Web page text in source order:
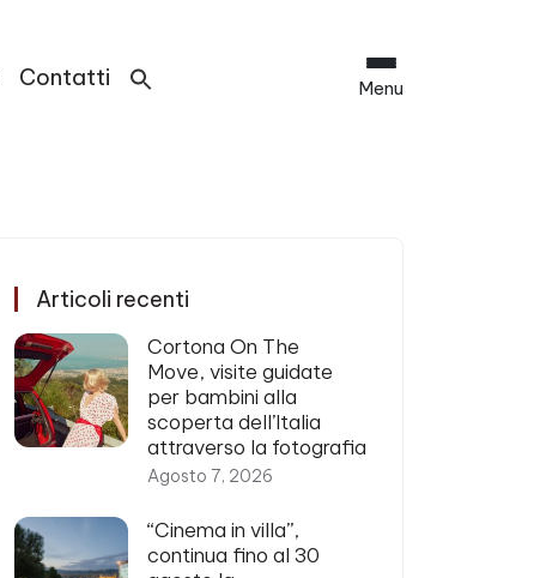
Contatti Menu
Articoli recenti
Cortona On The
Move, visite guidate
per bambini alla
scoperta dell’Italia
attraverso la fotografia
Agosto 7, 2026
“Cinema in villa”,
continua fino al 30